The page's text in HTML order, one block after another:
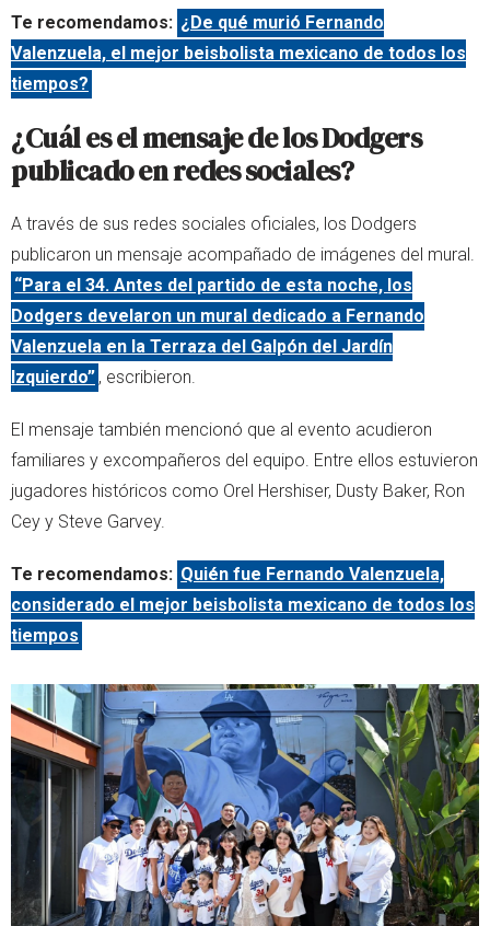
Te recomendamos: ¿De qué murió Fernando
Valenzuela, el mejor beisbolista mexicano de todos los
tiempos?
¿Cuál es el mensaje de los Dodgers
publicado en redes sociales?
A través de sus redes sociales oficiales, los Dodgers
publicaron un mensaje acompañado de imágenes del mural.
“Para el 34. Antes del partido de esta noche, los
Dodgers develaron un mural dedicado a Fernando
Valenzuela en la Terraza del Galpón del Jardín
Izquierdo” , escribieron.
El mensaje también mencionó que al evento acudieron
familiares y excompañeros del equipo. Entre ellos estuvieron
jugadores históricos como Orel Hershiser, Dusty Baker, Ron
Cey y Steve Garvey.
Te recomendamos: Quién fue Fernando Valenzuela,
considerado el mejor beisbolista mexicano de todos los
tiempos